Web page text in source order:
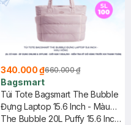
340.000 ₫660.000 ₫
Bagsmart
Túi Tote Bagsmart The Bubble
Đựng Laptop 15.6 Inch - Màu
Hồng
The Bubble 20L Puffy 15.6 Inch